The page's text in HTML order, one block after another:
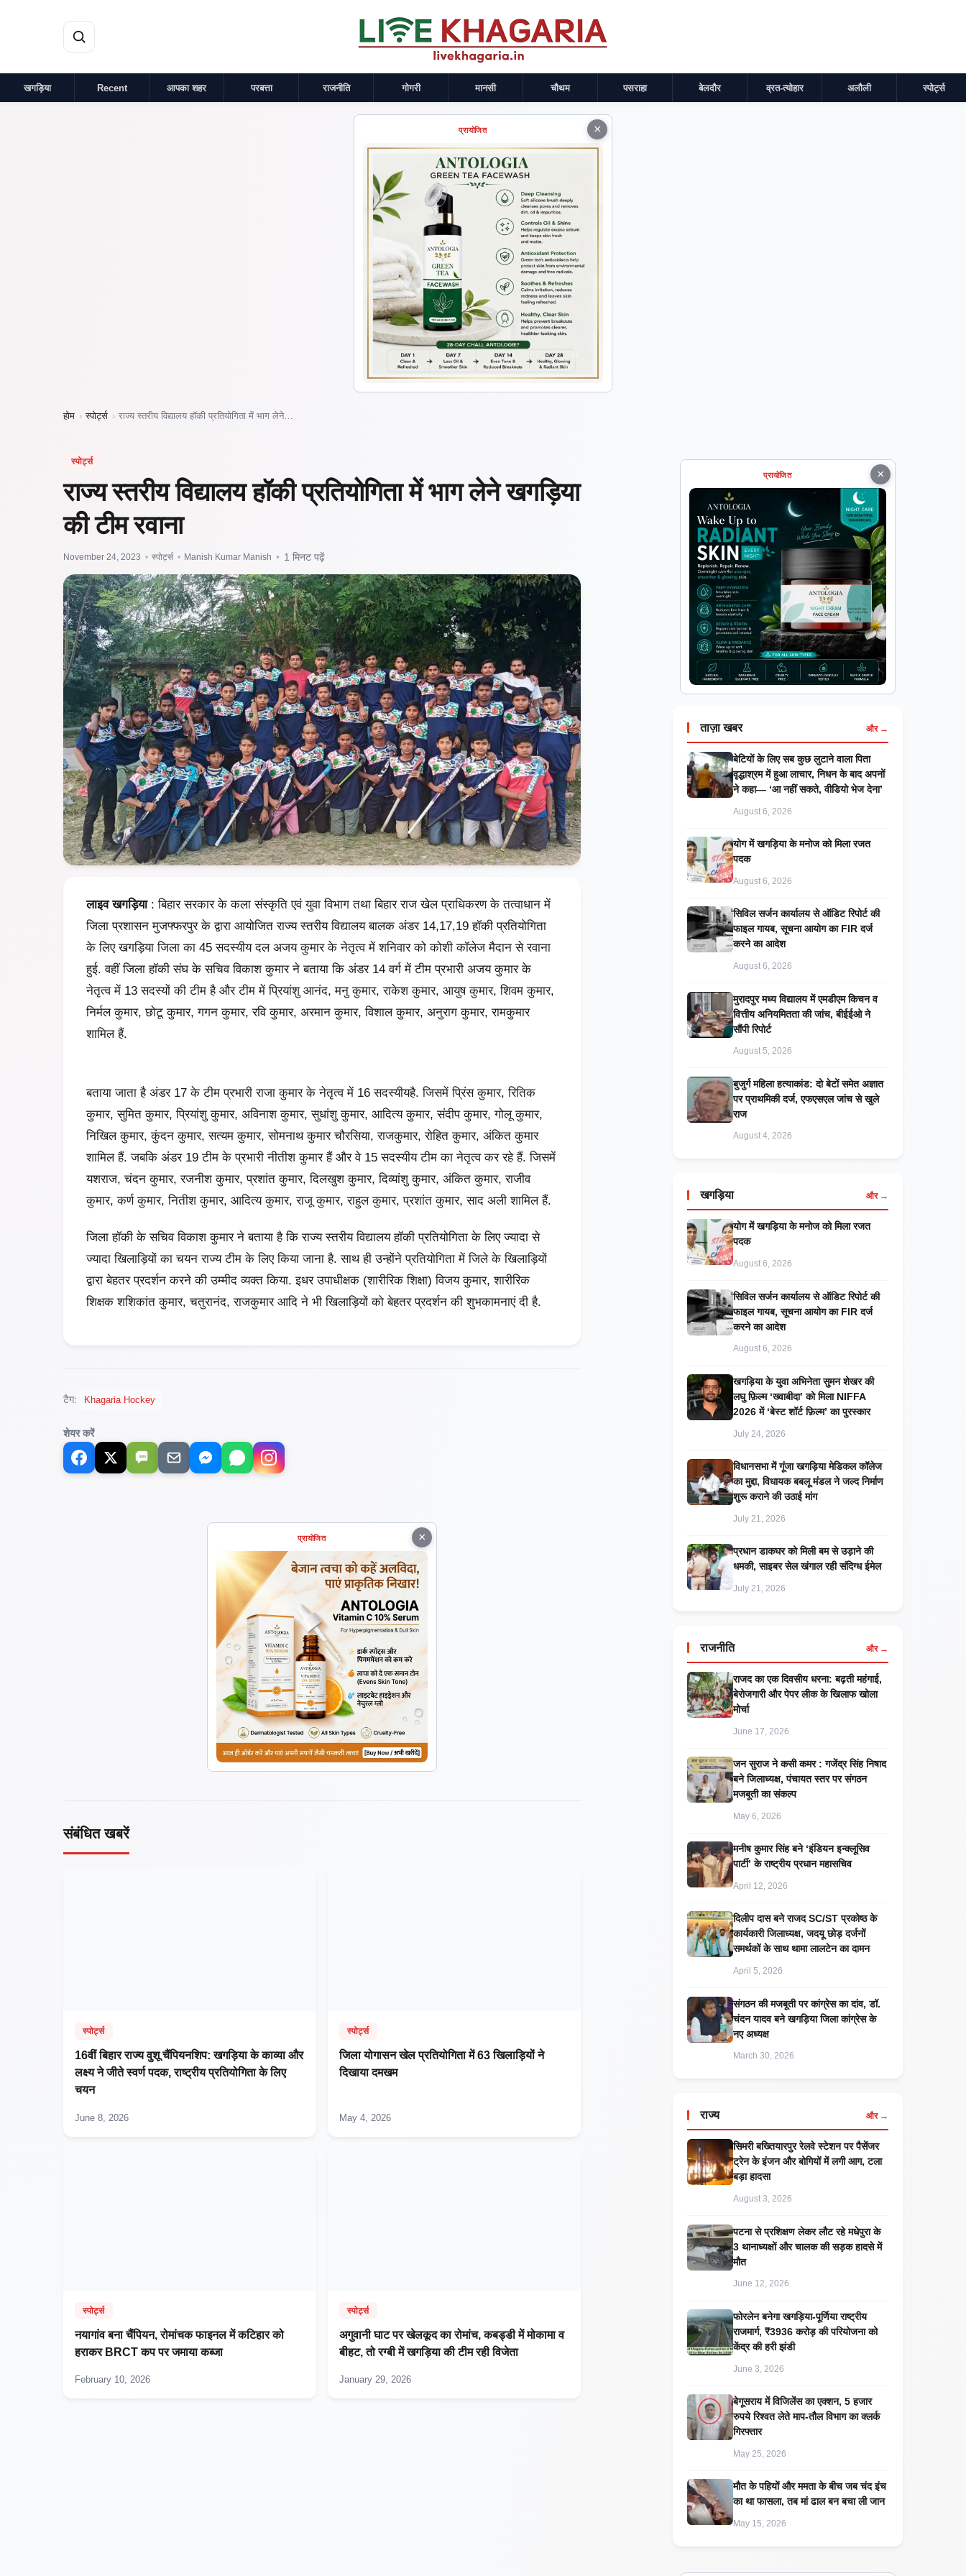
खगड़िया Recent आपका शहर परबत्ता राजनीति गोगरी मानसी चौथम पसराहा बेलदौर व्रत-त्योहार अलौली स्पोर्ट्स
×
प्रायोजित
होम › स्पोर्ट्स › राज्य स्तरीय विद्यालय हॉकी प्रतियोगिता में भाग लेने…
स्पोर्ट्स
राज्य स्तरीय विद्यालय हॉकी प्रतियोगिता में भाग लेने खगड़िया
की टीम रवाना
November 24, 2023 • स्पोर्ट्स • Manish Kumar Manish • 1 मिनट पढ़ें
लाइव खगड़िया: बिहार सरकार के कला संस्कृति एवं युवा विभाग तथा बिहार राज खेल प्राधिकरण के तत्वाधान में
जिला प्रशासन मुजफ्फरपुर के द्वारा आयोजित राज्य स्तरीय विद्यालय बालक अंडर 14,17,19 हॉकी प्रतियोगिता
के लिए खगड़िया जिला का 45 सदस्यीय दल अजय कुमार के नेतृत्व में शनिवार को कोशी कॉलेज मैदान से रवाना
हुई. वहीं जिला हॉकी संघ के सचिव विकाश कुमार ने बताया कि अंडर 14 वर्ग में टीम प्रभारी अजय कुमार के
नेतृत्व में 13 सदस्यों की टीम है और टीम में प्रियांशु आनंद, मनु कुमार, राकेश कुमार, आयुष कुमार, शिवम कुमार,
निर्मल कुमार, छोटू कुमार, गगन कुमार, रवि कुमार, अरमान कुमार, विशाल कुमार, अनुराग कुमार, रामकुमार
शामिल हैं.
बताया जाता है अंडर 17 के टीम प्रभारी राजा कुमार के नेतृत्व में 16 सदस्यीयहै. जिसमें प्रिंस कुमार, रितिक
कुमार, सुमित कुमार, प्रियांशु कुमार, अविनाश कुमार, सुधांशु कुमार, आदित्य कुमार, संदीप कुमार, गोलू कुमार,
निखिल कुमार, कुंदन कुमार, सत्यम कुमार, सोमनाथ कुमार चौरसिया, राजकुमार, रोहित कुमार, अंकित कुमार
शामिल हैं. जबकि अंडर 19 टीम के प्रभारी नीतीश कुमार हैं और वे 15 सदस्यीय टीम का नेतृत्व कर रहे हैं. जिसमें
यशराज, चंदन कुमार, रजनीश कुमार, प्रशांत कुमार, दिलखुश कुमार, दिव्यांशु कुमार, अंकित कुमार, राजीव
कुमार, कर्ण कुमार, नितीश कुमार, आदित्य कुमार, राजू कुमार, राहुल कुमार, प्रशांत कुमार, साद अली शामिल हैं.
जिला हॉकी के सचिव विकाश कुमार ने बताया है कि राज्य स्तरीय विद्यालय हॉकी प्रतियोगिता के लिए ज्यादा से
ज्यादा खिलाड़ियों का चयन राज्य टीम के लिए किया जाना है. साथ ही उन्होंने प्रतियोगिता में जिले के खिलाड़ियों
द्वारा बेहतर प्रदर्शन करने की उम्मीद व्यक्त किया. इधर उपाधीक्षक (शारीरिक शिक्षा) विजय कुमार, शारीरिक
शिक्षक शशिकांत कुमार, चतुरानंद, राजकुमार आदि ने भी खिलाड़ियों को बेहतर प्रदर्शन की शुभकामनाएं दी है.
टैग: Khagaria Hockey
शेयर करें
SMS
×
प्रायोजित
संबंधित खबरें
स्पोर्ट्स
16वीं बिहार राज्य वुशू चैंपियनशिप: खगड़िया के काव्या और
लक्ष्य ने जीते स्वर्ण पदक, राष्ट्रीय प्रतियोगिता के लिए
चयन
June 8, 2026
स्पोर्ट्स
जिला योगासन खेल प्रतियोगिता में 63 खिलाड़ियों ने
दिखाया दमखम
May 4, 2026
स्पोर्ट्स
नयागांव बना चैंपियन, रोमांचक फाइनल में कटिहार को
हराकर BRCT कप पर जमाया कब्जा
February 10, 2026
स्पोर्ट्स
अगुवानी घाट पर खेलकूद का रोमांच, कबड्डी में मोकामा व
बीहट, तो रग्बी में खगड़िया की टीम रही विजेता
January 29, 2026
×
प्रायोजित
ताज़ा खबर और →
बेटियों के लिए सब कुछ लुटाने वाला पिता
वृद्धाश्रम में हुआ लाचार, निधन के बाद अपनों
ने कहा— ‘आ नहीं सकते, वीडियो भेज देना’
August 6, 2026
​योग में खगड़िया के मनोज को मिला रजत
पदक
August 6, 2026
सिविल सर्जन कार्यालय से ऑडिट रिपोर्ट की
फाइल गायब, सूचना आयोग का FIR दर्ज
करने का आदेश
August 6, 2026
मुरादपुर मध्य विद्यालय में एमडीएम किचन व
वित्तीय अनियमितता की जांच, बीईईओ ने
सौंपी रिपोर्ट
August 5, 2026
बुजुर्ग महिला हत्याकांड: दो बेटों समेत अज्ञात
पर प्राथमिकी दर्ज, एफएसएल जांच से खुले
राज
August 4, 2026
खगड़िया और →
​योग में खगड़िया के मनोज को मिला रजत
पदक
August 6, 2026
सिविल सर्जन कार्यालय से ऑडिट रिपोर्ट की
फाइल गायब, सूचना आयोग का FIR दर्ज
करने का आदेश
August 6, 2026
खगड़िया के युवा अभिनेता सुमन शेखर की
लघु फ़िल्म ‘ख्वाबीदा’ को मिला NIFFA
2026 में ‘बेस्ट शॉर्ट फ़िल्म’ का पुरस्कार
July 24, 2026
विधानसभा में गूंजा खगड़िया मेडिकल कॉलेज
का मुद्दा, विधायक बबलू मंडल ने जल्द निर्माण
शुरू कराने की उठाई मांग
July 21, 2026
प्रधान डाकघर को मिली बम से उड़ाने की
धमकी, साइबर सेल खंगाल रही संदिग्ध ईमेल
July 21, 2026
राजनीति और →
राजद का एक दिवसीय धरना: बढ़ती महंगाई,
बेरोजगारी और पेपर लीक के खिलाफ खोला
मोर्चा
June 17, 2026
जन सुराज ने कसी कमर : गजेंद्र सिंह निषाद
बने जिलाध्यक्ष, पंचायत स्तर पर संगठन
मजबूती का संकल्प
May 6, 2026
मनीष कुमार सिंह बने ‘इंडियन इन्क्लूसिव
पार्टी’ के राष्ट्रीय प्रधान महासचिव
April 12, 2026
दिलीप दास बने राजद SC/ST प्रकोष्ठ के
कार्यकारी जिलाध्यक्ष, जदयू छोड़ दर्जनों
समर्थकों के साथ थामा लालटेन का दामन
April 5, 2026
संगठन की मजबूती पर कांग्रेस का दांव, डॉ.
चंदन यादव बने खगड़िया जिला कांग्रेस के
नए अध्यक्ष
March 30, 2026
राज्य और →
सिमरी बख्तियारपुर रेलवे स्टेशन पर पैसेंजर
ट्रेन के इंजन और बोगियों में लगी आग, टला
बड़ा हादसा
August 3, 2026
पटना से प्रशिक्षण लेकर लौट रहे मधेपुरा के
3 थानाध्यक्षों और चालक की सड़क हादसे में
मौत
June 12, 2026
​फोरलेन बनेगा खगड़िया-पूर्णिया राष्ट्रीय
राजमार्ग, ₹3936 करोड़ की परियोजना को
केंद्र की हरी झंडी
June 3, 2026
बेगूसराय में विजिलेंस का एक्शन, 5 हजार
रुपये रिश्वत लेते माप-तौल विभाग का क्लर्क
गिरफ्तार
May 25, 2026
मौत के पहियों और ममता के बीच जब चंद इंच
का था फासला, तब मां ढाल बन बचा ली जान
May 15, 2026